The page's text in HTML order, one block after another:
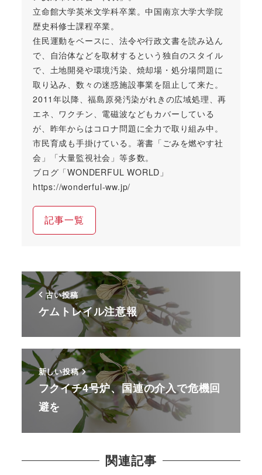
立命館大学英米文学科卒業。中国南京大学大学院
歴史科修士課程卒業。
住民運動をベースに、法令や行政文書を読み込ん
で、自治体などを取材するという独自のスタイル
で、土地開発や環境汚染、焼却場・処分場問題に
取り込み、数々の迷惑施設事業を阻止して来た。
2011年以降、福島原発汚染がれきの広域処理、再
エネ、ワクチン、電磁波などもカバーしている
が、昨年からはコロナ問題に全力で取り組み中。
市民育成も手掛けている。著書「ごみを燃やす社
会」「大量監視社会」等多数。
ブログ「WONDERFUL WORLD」
https://wonderful-ww.jp/
記事一覧
古い投稿
ケムトレイル注意報
新しい投稿
フクイチ4号炉、国連の介入で危機回
避を
関連記事